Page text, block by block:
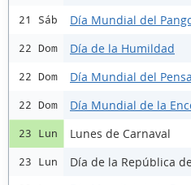
21 Sáb Día Mundial del
22 Dom Día de la Humildad
22 Dom Día Mundial del
22 Dom Día Mundial de la
23 Lun Lunes de Carnaval
23 Lun Día de la República